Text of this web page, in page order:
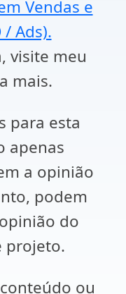
Vendas e
/ Ads).
visite meu
mais.
para esta
apenas
a opinião
podem
do
projeto.
ou